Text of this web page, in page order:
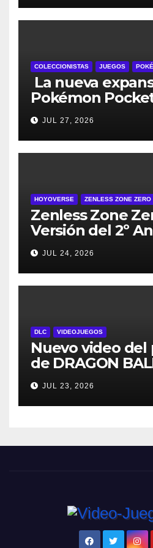
preventas
COLECCIONISTAS JUEGOS
La nueva
Pokémon
de los Cielos, se
de julio
JUL 27, 2026
HOYOVERSE ZENLESS ZONE ZERO
Zenless Zone
Versión del 2º
29 de julio – con
todos los
personajes
JUL 24, 2026
DLC VIDEOJUEGOS
Nuevo video
de DRAGON
ZERO detalla el
Breaking NEO
JUL 23, 2026